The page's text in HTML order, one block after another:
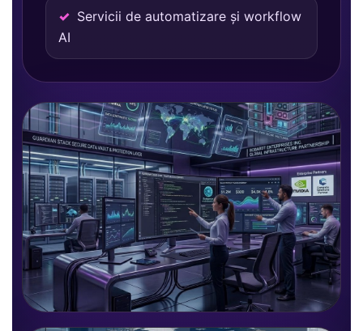
Servicii de automatizare și workflow
AI